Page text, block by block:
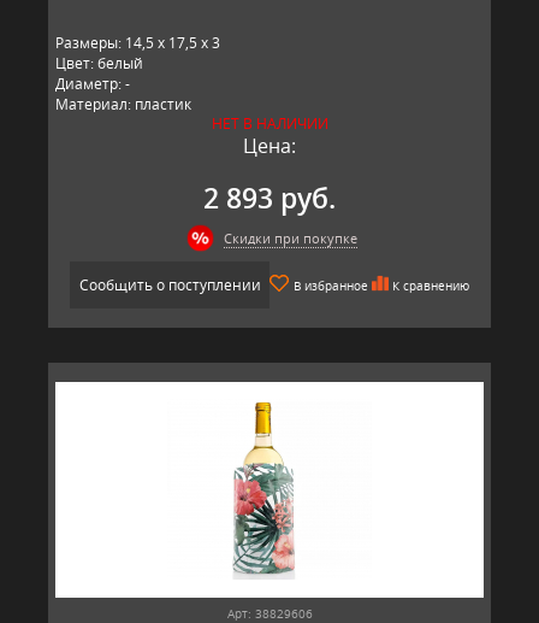
Размеры: 14,5 x 17,5 x 3
Цвет: белый
Диаметр: -
Материал: пластик
Производитель: Vacu Vin, Нидерланды
НЕТ В НАЛИЧИИ
Цена:
2 893 руб.
Скидки при покупке
Сообщить о поступлении В избранное К сравнению
Арт: 38829606